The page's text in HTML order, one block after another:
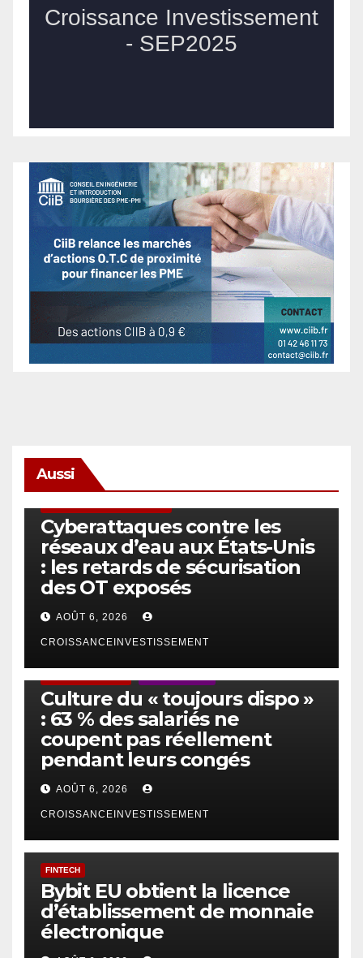
Aussi
Cyberattaques contre les
réseaux d’eau aux États-Unis
: les retards de sécurisation
des OT exposés
AOÛT 6, 2026
CROISSANCEINVESTISSEMENT
Culture du « toujours dispo »
: 63 % des salariés ne
coupent pas réellement
pendant leurs congés
AOÛT 6, 2026
CROISSANCEINVESTISSEMENT
FINTECH
Bybit EU obtient la licence
d’établissement de monnaie
électronique